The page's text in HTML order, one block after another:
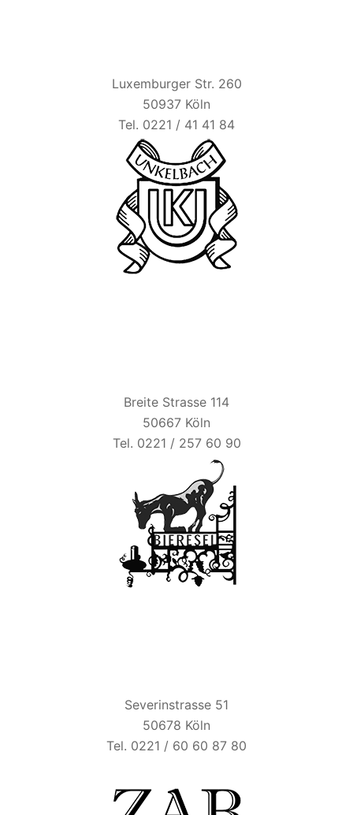
Luxemburger Str. 260
50937 Köln
Tel. 0221 / 41 41 84
Breite Strasse 114
50667 Köln
Tel. 0221 / 257 60 90
Severinstrasse 51
50678 Köln
Tel. 0221 / 60 60 87 80